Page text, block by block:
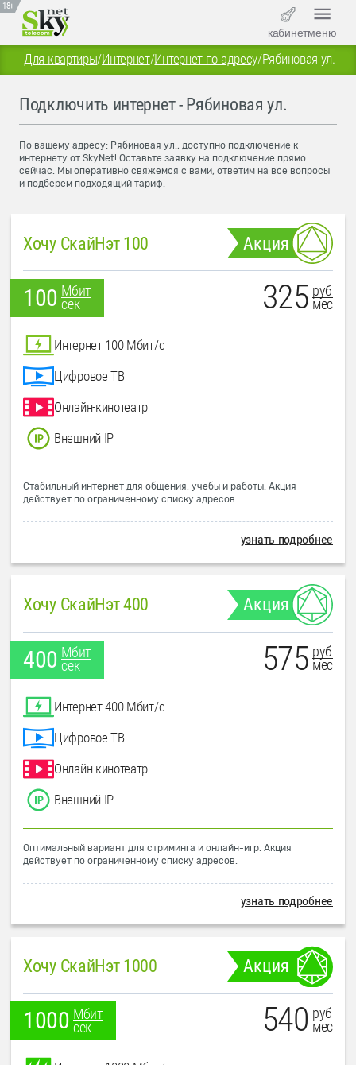
18+
кабинетменю
Для квартиры/Интернет/Интернет по адресу/Рябиновая ул.
Подключить интернет - Рябиновая ул.
По вашему адресу: Рябиновая ул., доступно подключение к
интернету от SkyNet! Оставьте заявку на подключение прямо
сейчас. Мы оперативно свяжемся с вами, ответим на все вопросы
и подберем подходящий тариф.
Хочу СкайНэт 100 Акция
100 Мбит
сек
325 руб
мес
Интернет 100 Мбит/с
Цифровое ТВ
Онлайн-кинотеатр
Внешний IP
Стабильный интернет для общения, учебы и работы. Акция
действует по ограниченному списку адресов.
узнать подробнее
Хочу СкайНэт 400 Акция
400 Мбит
сек
575 руб
мес
Интернет 400 Мбит/с
Цифровое ТВ
Онлайн-кинотеатр
Внешний IP
Оптимальный вариант для стриминга и онлайн-игр. Акция
действует по ограниченному списку адресов.
узнать подробнее
Хочу СкайНэт 1000 Акция
1000 Мбит
сек
540 руб
мес